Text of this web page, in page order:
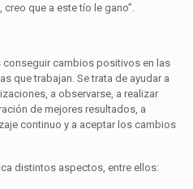
que a este tío le gano”.
conseguir cambios positivos en las
que trabajan. Se trata de ayudar a
a observarse, a realizar
de mejores resultados, a
continuo y a aceptar los cambios
distintos aspectos, entre ellos: